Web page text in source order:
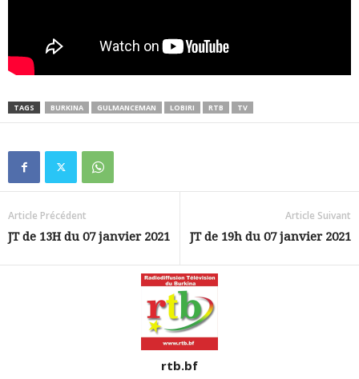
TAGS BURKINA GULMANCEMAN LOBIRI RTB TV
Article Précédent
JT de 13H du 07 janvier 2021
Article Suivant
JT de 19h du 07 janvier 2021
rtb.bf